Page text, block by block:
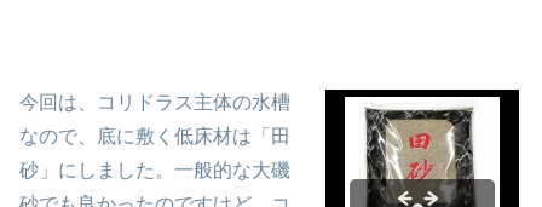
今回は、コリドラス主体の水槽
なので、底に敷く低床材は「田
砂」にしました。一般的な大磯